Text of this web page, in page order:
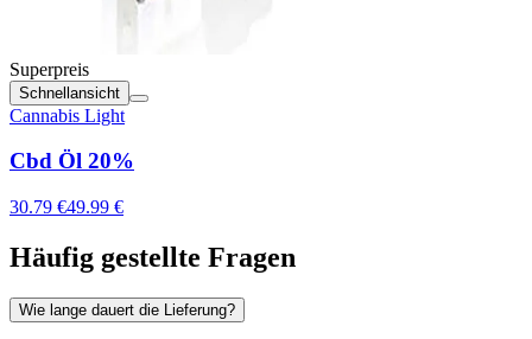
Superpreis
Schnellansicht
Cannabis Light
Cbd Öl 20%
30.79 €49.99 €
Häufig gestellte Fragen
Wie lange dauert die Lieferung?